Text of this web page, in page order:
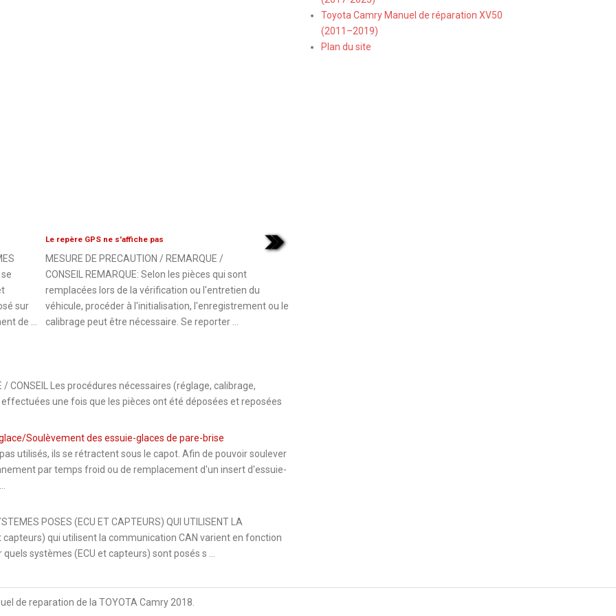
sur
de ...
Le repère GPS ne s'affiche pas
MESURE DE PRECAUTION / REMARQUE /
CONSEIL REMARQUE: Selon les pièces qui sont
remplacées lors de la vérification ou l'entretien du
véhicule, procéder à l'initialisation, l'enregistrement ou le
calibrage peut être nécessaire. Se reporter ...
/ CONSEIL Les procédures nécessaires (réglage, calibrage,
une fois que les pièces ont été déposées et reposées
Soulèvement des essuie-glaces de pare-brise
utilisés, ils se rétractent sous le capot. Afin de pouvoir soulever
par temps froid ou de remplacement d'un insert d'essuie-
POSES (ECU ET CAPTEURS) QUI UTILISENT LA
capteurs) qui utilisent la communication CAN varient en fonction
systèmes (ECU et capteurs) sont posés s ...
Toyota Camry Manuel de réparation XV50
(2011–2019)
Plan du site
de reparation de la TOYOTA Camry 2018.